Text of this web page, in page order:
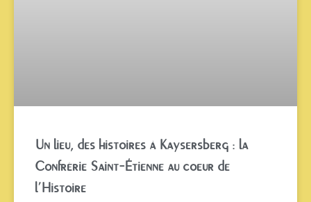
Un lieu, des histoires à Kaysersberg : la
Confrérie Saint-Étienne au coeur de
l’Histoire